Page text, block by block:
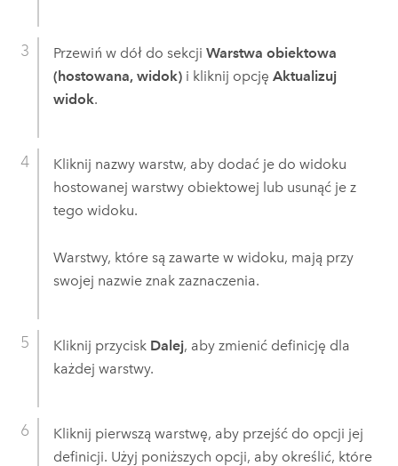
Przewiń w dół do sekcji Warstwa obiektowa
(hostowana, widok)i kliknij opcję Aktualizuj
widok.
Kliknij nazwy warstw, aby dodać je do widoku
hostowanej warstwy obiektowej lub usunąć je z
tego widoku.
Warstwy, które są zawarte w widoku, mają przy
swojej nazwie znak zaznaczenia.
Kliknij przycisk Dalej, aby zmienić definicję dla
każdej warstwy.
Kliknij pierwszą warstwę, aby przejść do opcji jej
definicji. Użyj poniższych opcji, aby określić, które